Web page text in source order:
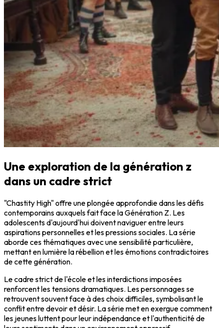
Une exploration de la génération z
dans un cadre strict
"Chastity High" offre une plongée approfondie dans les défis
contemporains auxquels fait face la Génération Z. Les
adolescents d'aujourd'hui doivent naviguer entre leurs
aspirations personnelles et les pressions sociales. La série
aborde ces thématiques avec une sensibilité particulière,
mettant en lumière la rébellion et les émotions contradictoires
de cette génération.
Le cadre strict de l'école et les interdictions imposées
renforcent les tensions dramatiques. Les personnages se
retrouvent souvent face à des choix difficiles, symbolisant le
conflit entre devoir et désir. La série met en exergue comment
les jeunes luttent pour leur indépendance et l'authenticité de